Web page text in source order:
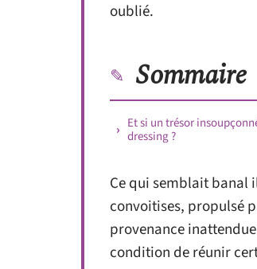
oublié.
Sommaire
Et si un trésor
dressing ?
Ce qui semblait banal
convoitises, propulsé
provenance
condition de réunir